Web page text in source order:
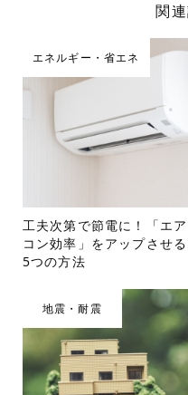
関
エネルギー・省エネ
工夫次第で節電に！「エア
コン効率」をアップさせる
5つの方法
地震・耐震